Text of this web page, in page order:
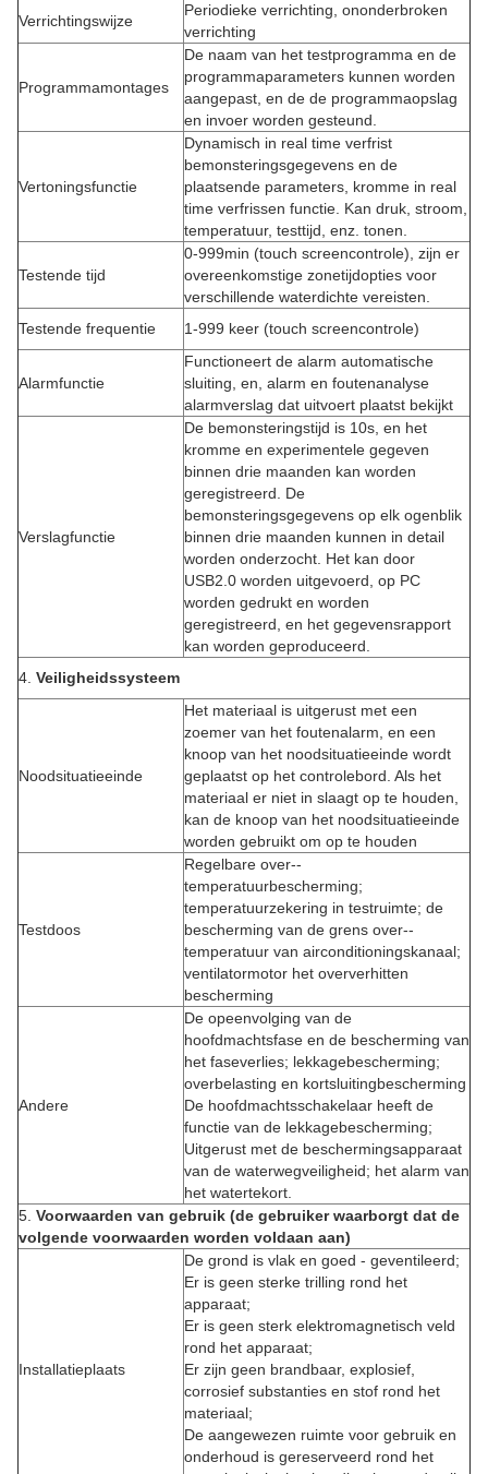
Verrichtingswijze
Periodieke verrichting, ononderbroken
verrichting
Programmamontages
De naam van het testprogramma en de
programmaparameters kunnen worden
aangepast, en de de programmaopslag
en invoer worden gesteund.
Vertoningsfunctie
Dynamisch in real time verfrist
bemonsteringsgegevens en de
plaatsende parameters, kromme in real
time verfrissen functie. Kan druk, stroom,
temperatuur, testtijd, enz. tonen.
Testende tijd
0-999min (touch screencontrole), zijn er
overeenkomstige zonetijdopties voor
verschillende waterdichte vereisten.
Testende frequentie
1-999 keer (touch screencontrole)
Alarmfunctie
Functioneert de alarm automatische
sluiting, en, alarm en foutenanalyse
alarmverslag dat uitvoert plaatst bekijkt
Verslagfunctie
De bemonsteringstijd is 10s, en het
kromme en experimentele gegeven
binnen drie maanden kan worden
geregistreerd. De
bemonsteringsgegevens op elk ogenblik
binnen drie maanden kunnen in detail
worden onderzocht. Het kan door
USB2.0 worden uitgevoerd, op PC
worden gedrukt en worden
geregistreerd, en het gegevensrapport
kan worden geproduceerd.
4. Veiligheidssysteem
Noodsituatieeinde
Het materiaal is uitgerust met een
zoemer van het foutenalarm, en een
knoop van het noodsituatieeinde wordt
geplaatst op het controlebord. Als het
materiaal er niet in slaagt op te houden,
kan de knoop van het noodsituatieeinde
worden gebruikt om op te houden
Testdoos
Regelbare over--
temperatuurbescherming;
temperatuurzekering in testruimte; de
bescherming van de grens over--
temperatuur van airconditioningskanaal;
ventilatormotor het oververhitten
bescherming
Andere
De opeenvolging van de
hoofdmachtsfase en de bescherming van
het faseverlies; lekkagebescherming;
overbelasting en kortsluitingbescherming
De hoofdmachtsschakelaar heeft de
functie van de lekkagebescherming;
Uitgerust met de beschermingsapparaat
van de waterwegveiligheid; het alarm van
het watertekort.
5. Voorwaarden van gebruik (de gebruiker waarborgt dat de
volgende voorwaarden worden voldaan aan)
Installatieplaats
De grond is vlak en goed - geventileerd;
Er is geen sterke trilling rond het
apparaat;
Er is geen sterk elektromagnetisch veld
rond het apparaat;
Er zijn geen brandbaar, explosief,
corrosief substanties en stof rond het
materiaal;
De aangewezen ruimte voor gebruik en
onderhoud is gereserveerd rond het